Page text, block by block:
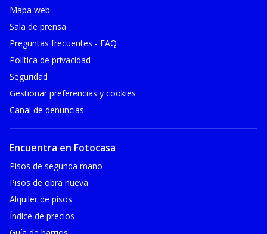
Mapa web
Sala de prensa
Preguntas frecuentes - FAQ
Política de privacidad
Seguridad
Gestionar preferencias y cookies
Canal de denuncias
Encuentra en Fotocasa
Pisos de segunda mano
Pisos de obra nueva
Alquiler de pisos
Índice de precios